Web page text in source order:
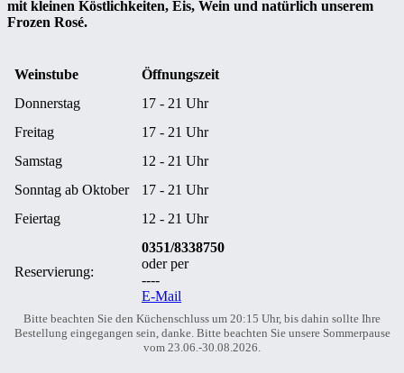
mit kleinen Köstlichkeiten, Eis, Wein und natürlich unserem
Frozen Rosé.
Weinstube
Öffnungszeit
Donnerstag
17 - 21 Uhr
Freitag
17 - 21 Uhr
Samstag
12 - 21 Uhr
Sonntag ab Oktober
17 - 21 Uhr
Feiertag
12 - 21 Uhr
Reservierung:
0351/8338750
oder per
----
E-Mail
Bitte beachten Sie den Küchenschluss um 20:15 Uhr, bis dahin sollte Ihre
Bestellung eingegangen sein, danke. Bitte beachten Sie unsere Sommerpause
vom 23.06.-30.08.2026.